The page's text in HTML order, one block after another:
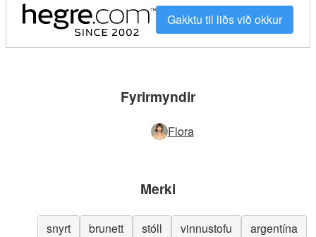
Gakktu til liðs við okkur
Fyrirmyndir
Flora
Merki
snyrt brunett stóll vinnustofu
argentína